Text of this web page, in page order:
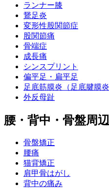
ランナー膝
鵞足炎
変形性股関節症
股関節痛
骨端症
成長痛
シンスプリント
偏平足・扁平足
足底筋膜炎（足底腱膜炎
外反母趾
腰・背中・骨盤周辺
骨盤矯正
腰痛
猫背矯正
肩甲骨はがし
背中の痛み